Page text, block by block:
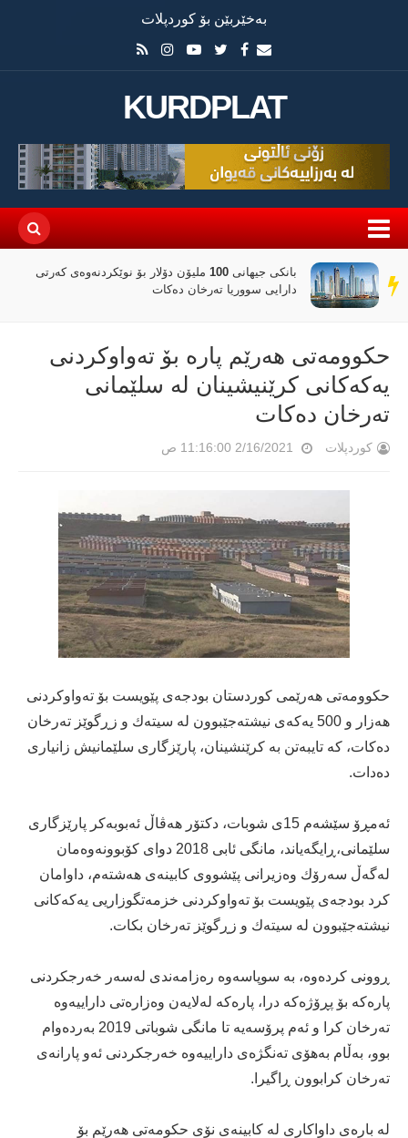
بەخێربێن بۆ کوردپلات
KURDPLAT
سەر
دێڕ
بانکی جیهانی 100 ملیۆن دۆلار بۆ نوێکردنەوەی کەرتی
دارایی سووریا تەرخان دەکات
حكوومه‌تی هه‌رێم پاره‌ بۆ ته‌واوكردنی
یه‌كه‌كانی كرێنیشینان له‌ سلێمانی
ته‌رخان ده‌كات
کوردپلات 2/16/2021 11:16:00 ص
حكوومه‌تی هه‌رێمی كوردستان بودجه‌ی پێویست بۆ ته‌واوكردنی
هه‌زار و 500 یه‌كه‌ی نیشته‌جێبوون له سیته‌ك و زڕگوێز ته‌رخان
ده‌كات، كه‌ تایبه‌تن به‌ كرێنشینان، پارێزگاری سلێمانیش زانیاری
ده‌دات.
ئه‌مڕۆ سێشه‌م 15ی شوبات، دكتۆر هه‌ڤاڵ ئه‌بوبه‌كر پارێزگاری
سلێمانی،ڕایگه‌یاند، مانگی ئابی 2018 دوای كۆبوونه‌وه‌مان
له‌گه‌ڵ سه‌رۆك وه‌زیرانی پێشووی كابینه‌ی هه‌شته‌م، داوامان
كرد بودجه‌ی پێویست بۆ ته‌واوكردنی خزمه‌تگوزاریی یه‌كه‌كانی
نیشته‌جێبوون له‌ سیته‌ك و زڕگوێز ته‌رخان بكات.
ڕوونی كرده‌وه‌، به‌ سوپاسه‌وه‌ ره‌زامه‌ندی له‌سه‌ر خه‌رجكردنی
پاره‌كه‌ بۆ پڕۆژه‌كه‌ درا، پاره‌كه‌ له‌لایه‌ن وه‌زاره‌تی داراییه‌وه‌
ته‌رخان كرا و ئه‌م پرۆسه‌یه‌ تا مانگی شوباتی 2019 به‌رده‌وام
بوو، به‌ڵام به‌هۆی ته‌نگژه‌ی داراییه‌وه‌ خه‌رجكردنی ئه‌و پارانه‌ی
ته‌رخان كرابوون ڕاگیرا.
له‌ باره‌ی داواكاری له‌ كابینه‌ی نۆی حكومه‌تی هه‌رێم بۆ